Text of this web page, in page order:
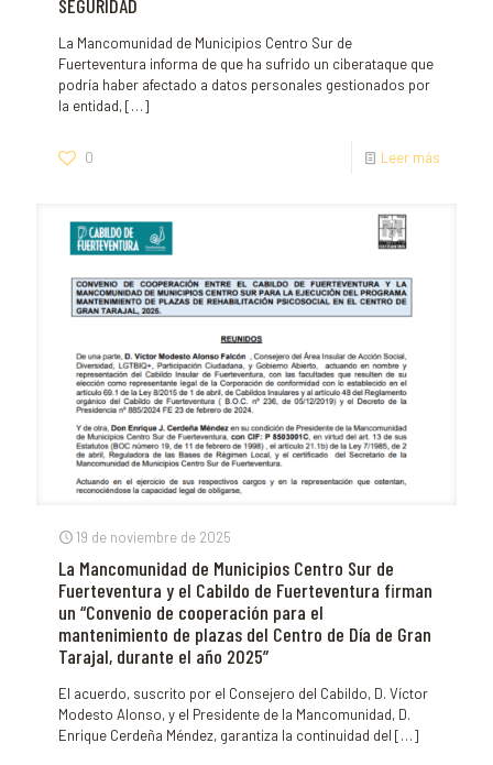
SEGURIDAD
La Mancomunidad de Municipios Centro Sur de
Fuerteventura informa de que ha sufrido un ciberataque que
podría haber afectado a datos personales gestionados por
la entidad,[…]
0 Leer más
19 de noviembre de 2025
La Mancomunidad de Municipios Centro Sur de
Fuerteventura y el Cabildo de Fuerteventura firman
un “Convenio de cooperación para el
mantenimiento de plazas del Centro de Día de Gran
Tarajal, durante el año 2025”
El acuerdo, suscrito por el Consejero del Cabildo, D. Víctor
Modesto Alonso, y el Presidente de la Mancomunidad, D.
Enrique Cerdeña Méndez, garantiza la continuidad del […]